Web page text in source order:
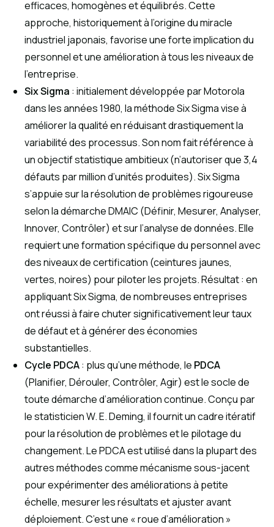
efficaces, homogènes et équilibrés. Cette
approche, historiquement à l’origine du miracle
industriel japonais, favorise une forte implication du
personnel et une amélioration à tous les niveaux de
l’entreprise.
Six Sigma : initialement développée par Motorola
dans les années 1980, la méthode Six Sigma vise à
améliorer la qualité en réduisant drastiquement la
variabilité des processus. Son nom fait référence à
un objectif statistique ambitieux (n’autoriser que 3,4
défauts par million d’unités produites). Six Sigma
s’appuie sur la résolution de problèmes rigoureuse
selon la démarche DMAIC (Définir, Mesurer, Analyser,
Innover, Contrôler) et sur l’analyse de données. Elle
requiert une formation spécifique du personnel avec
des niveaux de certification (ceintures jaunes,
vertes, noires) pour piloter les projets. Résultat : en
appliquant Six Sigma, de nombreuses entreprises
ont réussi à faire chuter significativement leur taux
de défaut et à générer des économies
substantielles.
Cycle PDCA: plus qu’une méthode, le PDCA
(Planifier, Dérouler, Contrôler, Agir) est le socle de
toute démarche d’amélioration continue. Conçu par
le statisticien W. E. Deming, il fournit un cadre itératif
pour la résolution de problèmes et le pilotage du
changement. Le PDCA est utilisé dans la plupart des
autres méthodes comme mécanisme sous-jacent
pour expérimenter des améliorations à petite
échelle, mesurer les résultats et ajuster avant
déploiement. C’est une « roue d’amélioration »